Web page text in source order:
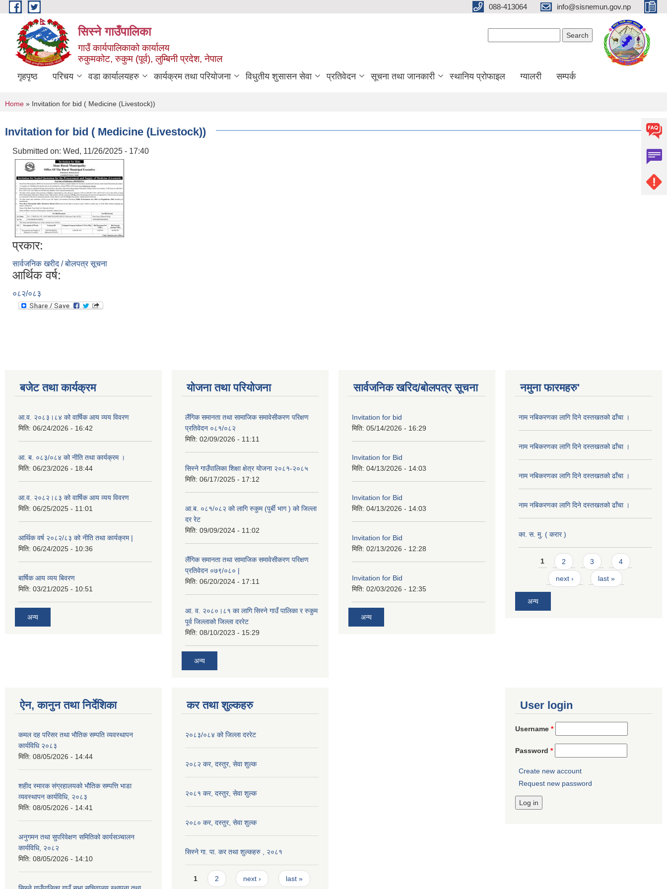
Skip to main content 088-413064 info@sisnemun.gov.np
सिस्ने गाउँपालिका
गाउँ कार्यपालिकाको कार्यालय
रुकुमकोट, रुकुम (पूर्व), लुम्बिनी प्रदेश, नेपाल
गृहपृष्ठ परिचय वडा कार्यालयहरु कार्यक्रम तथा परियोजना विधुतीय शुसासन सेवा प्रतिवेदन सूचना तथा जानकारी स्थानिय प्रोफाइल ग्यालरी सम्पर्क
You are here
Home » Invitation for bid ( Medicine (Livestock))
Invitation for bid ( Medicine (Livestock))
Submitted on: Wed, 11/26/2025 - 17:40
प्रकार:
सार्वजनिक खरीद / बोलपत्र सूचना
आर्थिक वर्ष:
०८२/०८३
बजेट तथा कार्यक्रम
आ.व. २०८३।८४ को वार्षिक आय व्यय विवरण
मिति: 06/24/2026 - 16:42
आ. ब. ०८३/०८४ को नीति तथा कार्यक्रम ।
मिति: 06/23/2026 - 18:44
आ.व. २०८२।८३ को वार्षिक आय व्यय विवरण
मिति: 06/25/2025 - 11:01
आर्थिक वर्ष २०८२/८३ को नीति तथा कार्यक्रम |
मिति: 06/24/2025 - 10:36
बार्षिक आय व्यय बिवरण
मिति: 03/21/2025 - 10:51
अन्य
योजना तथा परियोजना
लैंगिक समानता तथा सामाजिक समावेसीकरण परिक्षण
प्रतिवेदन ०८१/०८२
मिति: 02/09/2026 - 11:11
सिस्ने गाउँपालिका शिक्षा क्षेत्र योजना २०८१-२०८५
मिति: 06/17/2025 - 17:12
आ.ब. ०८१/०८२ को लागि रुकुम (पुर्बी भाग ) को जिल्ला
दर रेट
मिति: 09/09/2024 - 11:02
लैंगिक समानता तथा सामाजिक समावेसीकरण परिक्षण
प्रतिवेदन ०७९/०८० |
मिति: 06/20/2024 - 17:11
आ. व. २०८०।८१ का लागि सिस्ने गाउँ पालिका र रुकुम
पूर्व जिल्लाको जिल्ला दररेट
मिति: 08/10/2023 - 15:29
अन्य
सार्वजनिक खरिद/बोलपत्र सूचना
Invitation for bid
मिति: 05/14/2026 - 16:29
Invitation for Bid
मिति: 04/13/2026 - 14:03
Invitation for Bid
मिति: 04/13/2026 - 14:03
Invitation for Bid
मिति: 02/13/2026 - 12:28
Invitation for Bid
मिति: 02/03/2026 - 12:35
अन्य
नमुना फारमहरु'
नाम नबिकरणका लागि दिने दस्तखतको ढाँचा ।
नाम नबिकरणका लागि दिने दस्तखतको ढाँचा ।
नाम नबिकरणका लागि दिने दस्तखतको ढाँचा ।
नाम नबिकरणका लागि दिने दस्तखतको ढाँचा ।
का. स. मु. ( करार )
Pages
1 2 3 4
next › last »
अन्य
ऐन, कानुन तथा निर्देशिका
कमल दह परिसर तथा भौतिक सम्पति व्यवस्थापन
कार्यविधि २०८३
मिति: 08/05/2026 - 14:44
शहीद स्मारक संग्रहालयको भौतिक सम्पत्ति भाडा
व्यवस्थापन कार्यविधि, २०८३
मिति: 08/05/2026 - 14:41
अनुगमन तथा सुपरिवेक्षण समितिको कार्यसञ्चालन
कार्यविधि, २०८२
मिति: 08/05/2026 - 14:10
कर तथा शुल्कहरु
२०८३/०८४ को जिल्ला दररेट
२०८२ कर, दस्तुर, सेवा शुल्क
२०८१ कर, दस्तुर, सेवा शुल्क
२०८० कर, दस्तुर, सेवा शुल्क
सिस्ने गा. पा. कर तथा शुल्कहरु , २०८१
Pages
1 2 next › last »
User login
Username *
Password *
Create new account
Request new password